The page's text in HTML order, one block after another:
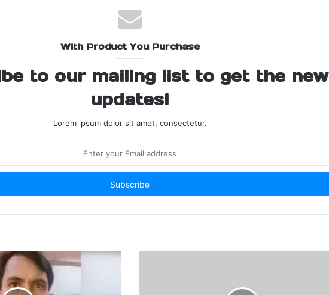
With Product You Purchase
to our mailing list to get the new
updates!
Lorem ipsum dolor sit amet, consectetur.